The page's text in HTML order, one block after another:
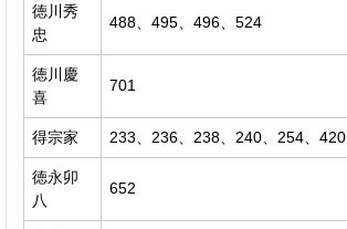
徳川秀
忠
488、495、496、524
徳川慶
喜
701
得宗家 233、236、238、240、254、420
徳永卯
八
652